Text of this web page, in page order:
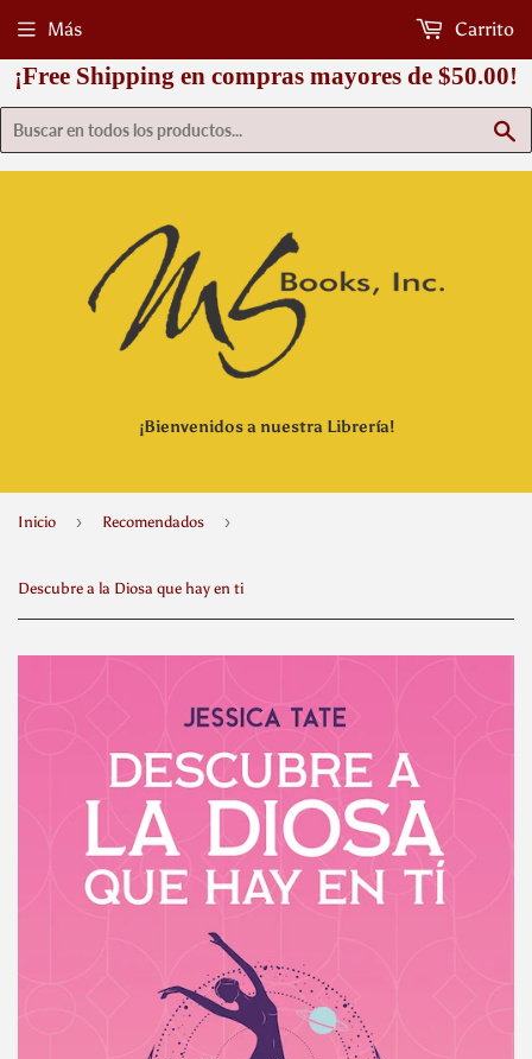
¡Free Shipping en compras mayores de $50.00!
¡Bienvenidos a nuestra Librería!
Más Carrito
Inicio › Recomendados ›
Descubre a la Diosa que hay en ti